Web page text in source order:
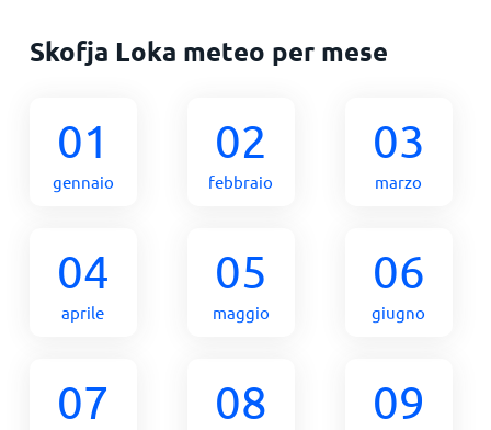
Skofja Loka meteo per mese
01
gennaio
02
febbraio
03
marzo
04
aprile
05
maggio
06
giugno
07 08 09